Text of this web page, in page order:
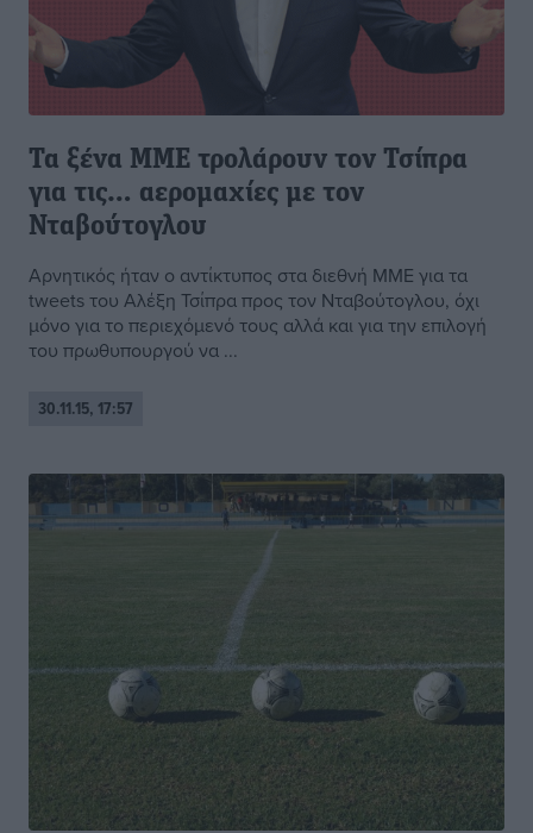
Τα ξένα ΜΜΕ τρολάρουν τον Τσίπρα
για τις… αερομαχίες με τον
Νταβούτογλου
Αρνητικός ήταν ο αντίκτυπος στα διεθνή ΜΜΕ για τα
tweets του Αλέξη Τσίπρα προς τον Νταβούτογλου, όχι
μόνο για το περιεχόμενό τους αλλά και για την επιλογή
του πρωθυπουργού να ...
30.11.15, 17:57